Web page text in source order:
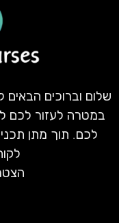
שלום וברוכים הבאים
במטרה לעזור לכם
לכם. תוך מתן